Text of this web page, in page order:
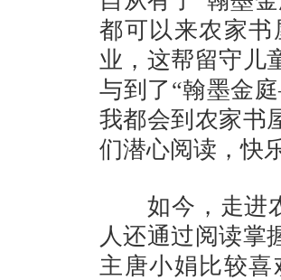
都可以来农家
业，这帮留守儿
与到了“翰墨金
我都会到农家书
们潜心阅读，快
如今，走进农
人还通过阅读掌
主唐小娟比较